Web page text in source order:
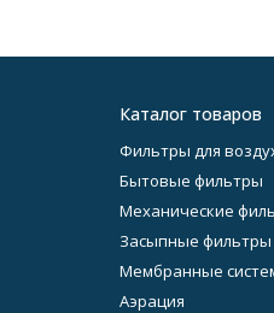
Каталог товаров
Фильтры для
Бытовые фильтры
Механические
Засыпные фильтры
Мембранные
Аэрация